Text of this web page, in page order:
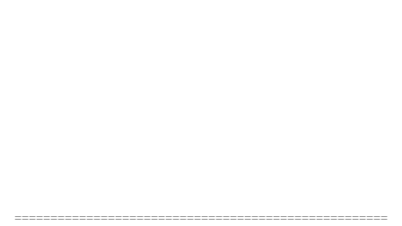
====================================================